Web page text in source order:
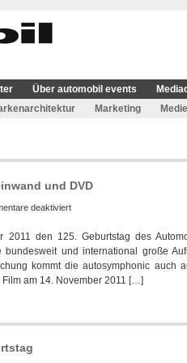
Über automobil events
Marketing
und DVD
deaktiviertfür
autosymphonic
auf
großen
Leinwand
2011 den 125. Geburtstag des
und international große
kommt die autosymphonic auch
am 14. November 2011 […]